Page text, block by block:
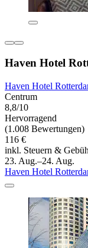
Haven Hotel
Haven Hotel
Centrum
8,8/10
Hervorragend
(1.008 Bewertungen)
116 €
inkl. Steuern &
23. Aug.–24. Aug.
Haven Hotel